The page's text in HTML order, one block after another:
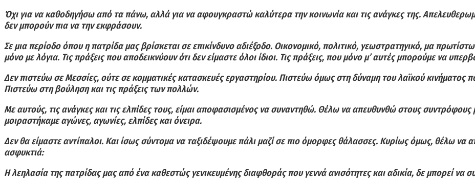
Όχι για να καθοδηγήσω από τα πάνω, αλλά για να αφουγκραστώ καλύτερα την κοινωνία και τις ανάγκες της.
δεν μπορούν πια να την εκφράσουν.
Σε μια περίοδο όπου η πατρίδα μας βρίσκεται σε επικίνδυνο αδιέξοδο. Οικονομικό, πολιτικό, γεωστρατηγικό, μα
μόνο με λόγια. Τις πράξεις που αποδεικνύουν ότι δεν είμαστε όλοι ίδιοι. Τις πράξεις, που μόνο μ’ αυτές μπορούμε να
Δεν πιστεύω σε Μεσσίες, ούτε σε κομματικές κατασκευές εργαστηρίου. Πιστεύω όμως στη δύναμη του λαϊκού κινήματος
Πιστεύω στη βούληση και τις πράξεις των πολλών.
Με αυτούς, τις ανάγκες και τις ελπίδες τους, είμαι αποφασισμένος να συναντηθώ. Θέλω να απευθυνθώ στους
μοιραστήκαμε αγώνες, αγωνίες, ελπίδες και όνειρα.
Δεν θα είμαστε αντίπαλοι. Και ίσως σύντομα να ταξιδέψουμε πάλι μαζί σε πιο όμορφες θάλασσες. Κυρίως όμως, θέλω να
ασφυκτιά:
Η λεηλασία της πατρίδας μας από ένα καθεστώς γενικευμένης διαφθοράς που γεννά ανισότητες και αδικία, δε μπορεί να